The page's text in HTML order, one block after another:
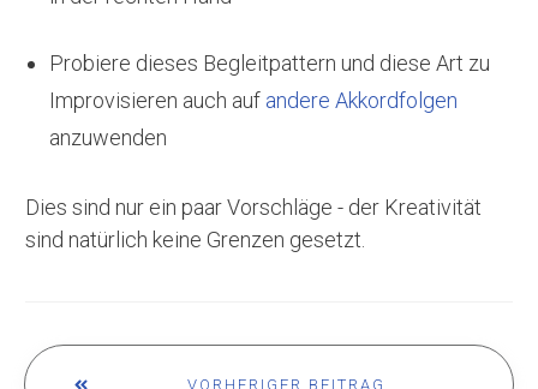
Probiere dieses Begleitpattern und diese Art zu
Improvisieren auch auf andere Akkordfolgen
anzuwenden
Dies sind nur ein paar Vorschläge - der Kreativität
sind natürlich keine Grenzen gesetzt.
VORHERIGER BEITRAG